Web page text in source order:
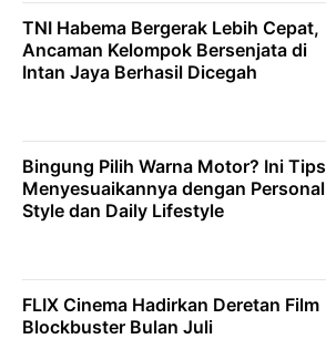
TNI Habema Bergerak Lebih Cepat,
Ancaman Kelompok Bersenjata di
Intan Jaya Berhasil Dicegah
Bingung Pilih Warna Motor? Ini Tips
Menyesuaikannya dengan Personal
Style dan Daily Lifestyle
FLIX Cinema Hadirkan Deretan Film
Blockbuster Bulan Juli